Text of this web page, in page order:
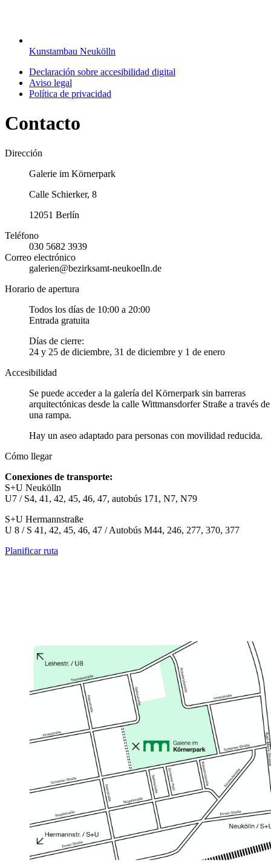
Kunstambau Neukölln
Declaración sobre accesibilidad digital
Aviso legal
Política de privacidad
Contacto
Dirección
Galerie im Körnerpark
Calle Schierker, 8
12051 Berlín
Teléfono
030 5682 3939
Correo electrónico
galerien@bezirksamt-neukoelln.de
Horario de apertura
Todos los días de 10:00 a 20:00
Entrada gratuita
Días de cierre:
24 y 25 de diciembre, 31 de diciembre y 1 de enero
Accesibilidad
Se puede acceder a la galería del Körnerpark sin barreras
arquitectónicas desde la calle Wittmansdorfer Straße a través de
una rampa.
Hay un aseo adaptado para personas con movilidad reducida.
Cómo llegar
Conexiones de transporte:
S+U Neukölln
U7 / S4, 41, 42, 45, 46, 47, autobús 171, N7, N79
S+U Hermannstraße
U 8 / S 41, 42, 45, 46, 47 / Autobús M44, 246, 277, 370, 377
Planificar ruta